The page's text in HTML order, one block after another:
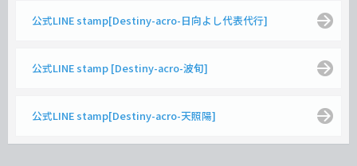
公式LINE stamp[Destiny-acro-日向よし代表代行]
公式LINE stamp [Destiny-acro-波旬]
公式LINE stamp[Destiny-acro-天照陽]